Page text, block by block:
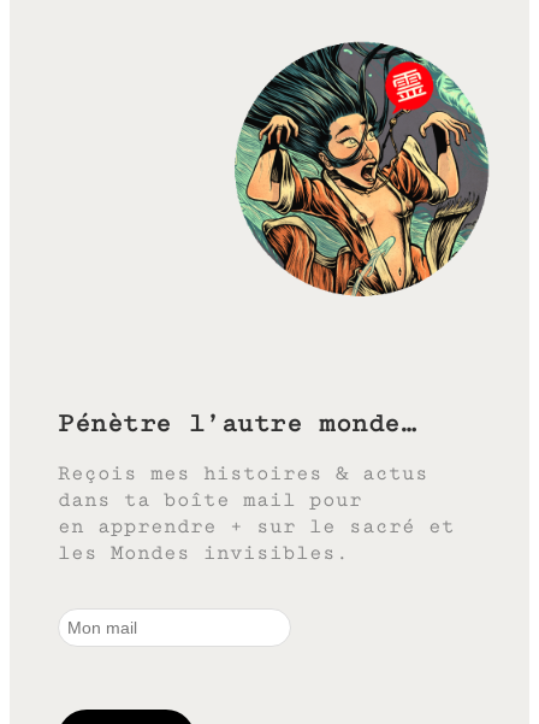
Pénètre l’autre monde…
Reçois mes histoires & actus
dans ta boîte mail pour
en apprendre + sur le sacré et
les Mondes invisibles.